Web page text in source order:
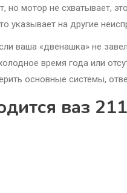
но мотор не схватывает,
указывает на другие
ваша «двенашка» не
время года или
основные системы,
ваз